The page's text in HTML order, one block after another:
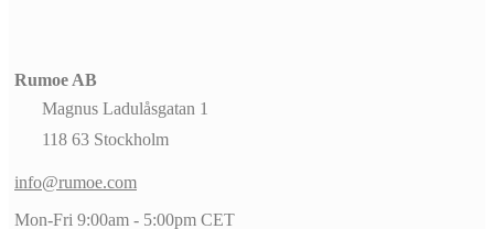
Rumoe AB
Magnus Ladulåsgatan 1
118 63 Stockholm
info@rumoe.com
Mon-Fri 9:00am - 5:00pm CET